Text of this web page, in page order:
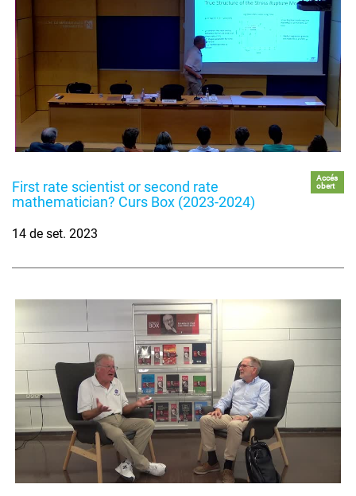
First rate scientist or second rate
mathematician? Curs Box (2023-2024)
Accés
obert
14 de set. 2023